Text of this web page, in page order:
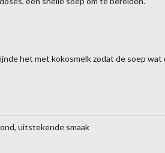
het met kokosmelk zodat de soep
uitstekende smaak